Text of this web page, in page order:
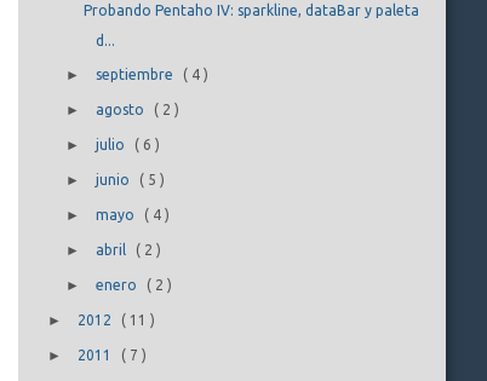
Probando Pentaho IV: sparkline, dataBar y paleta
d...
► septiembre ( 4 )
► agosto ( 2 )
► julio ( 6 )
► junio ( 5 )
► mayo ( 4 )
► abril ( 2 )
► enero ( 2 )
► 2012 ( 11)
► 2011 ( 7)